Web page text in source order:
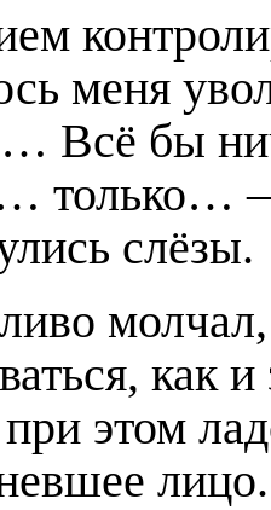
меня
Всё бы
только… –
слёзы.
молчал,
как
этом
лицо.